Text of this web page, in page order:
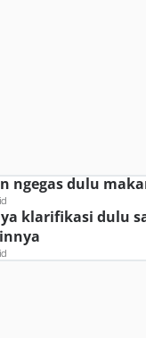
ngegas dulu
klarifikasi dulu